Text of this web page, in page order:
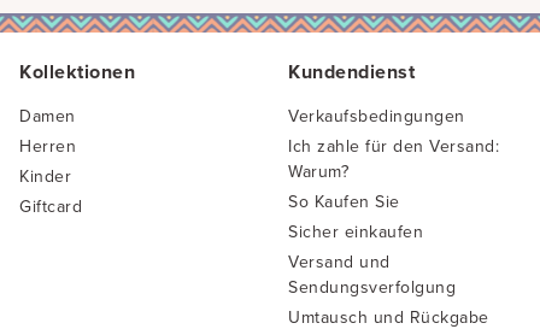
Kollektionen
Damen
Herren
Kinder
Giftcard
Kundendienst
Verkaufsbedingungen
Ich zahle für den Versand:
Warum?
So Kaufen Sie
Sicher einkaufen
Versand und
Sendungsverfolgung
Umtausch und Rückgabe